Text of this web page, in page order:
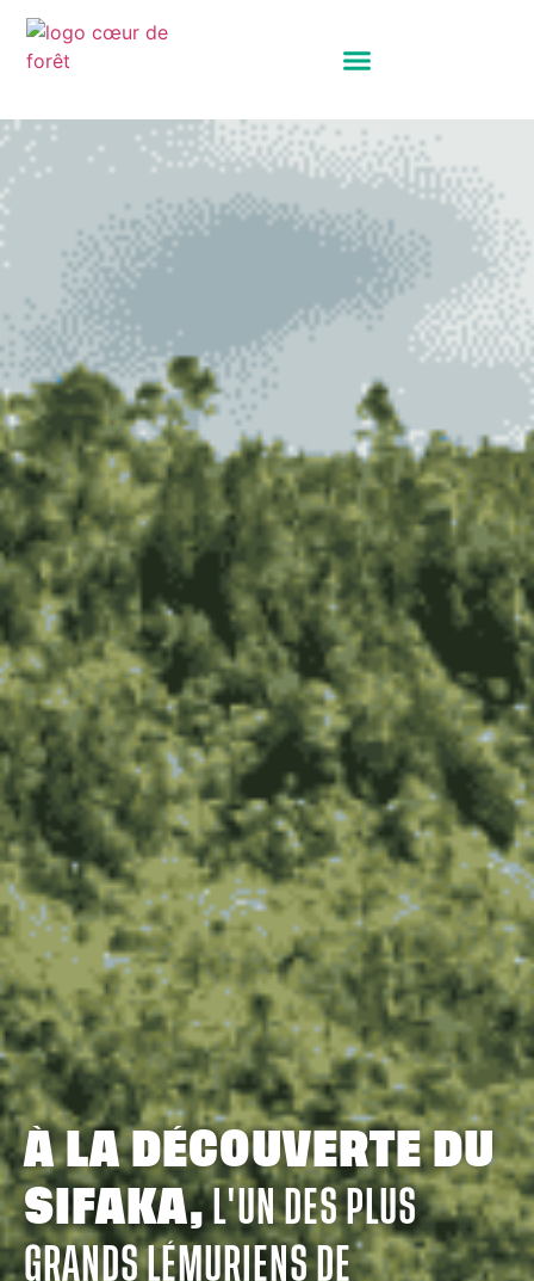
Panneau de gestion des cookies
À LA DÉCOUVERTE DU
SIFAKA,L'UN DES PLUS
GRANDS LÉMURIENS DE